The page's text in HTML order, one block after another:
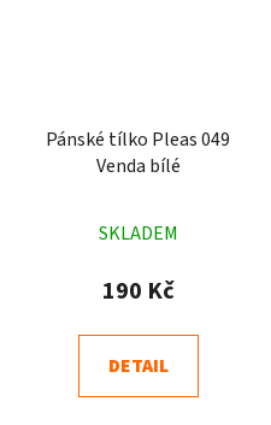
Pánské tílko Pleas 049
Venda bílé
hodnocení
produktu
4,0
z
SKLADEM
190 Kč
DETAIL